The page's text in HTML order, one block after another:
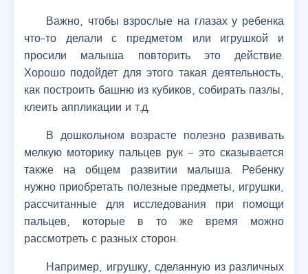
Важно, чтобы взрослые на глазах у ребенка
что-то делали с предметом или игрушкой и
просили малыша повторить это действие.
Хорошо подойдет для этого такая деятельность,
как построить башню из кубиков, собирать пазлы,
клеить аппликации и т.д.
В дошкольном возрасте полезно развивать
мелкую моторику пальцев рук – это сказывается
также на общем развитии малыша. Ребенку
нужно приобретать полезные предметы, игрушки,
рассчитанные для исследования при помощи
пальцев, которые в то же время можно
рассмотреть с разных сторон.
Например, игрушку, сделанную из различных